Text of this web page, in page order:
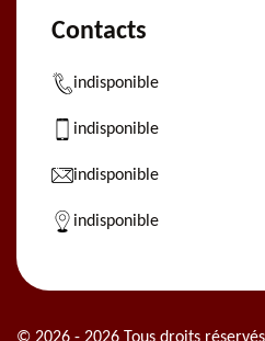
Contacts
indisponible
indisponible
indisponible
indisponible